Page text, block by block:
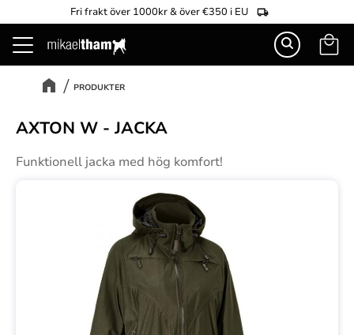
Meny
Fri frakt över 1000kr & över €350 i EU
PRODUKTER
AXTON W - JACKA
Funktionell jacka med hög komfort!